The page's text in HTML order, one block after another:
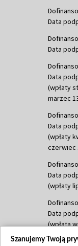
Data
Data
Data
(wpłaty
marzec
Data
(wpłaty
czerwiec
Data
(wpłaty
Data
(wpłata
Szanujemy Twoją